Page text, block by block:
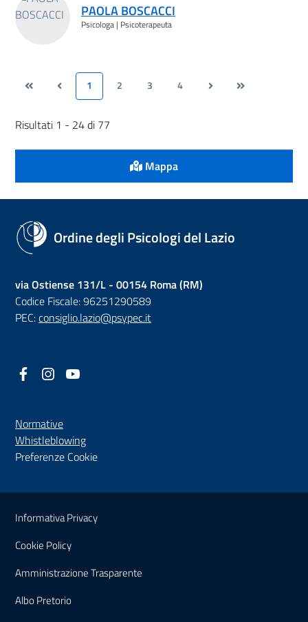
PAOLA BOSCACCI
Psicologa | Psicoterapeuta
1 2 3 4
Risultati 1 - 24 di 77
Mappa
Ordine degli Psicologi del Lazio
via Ostiense 131/L - 00154 Roma (RM)
Codice Fiscale: 96251290589
PEC:consiglio.lazio@psypec.it
Facebook
(nuova scheda - new tab)
Instagram
(nuova scheda - new tab)
Normative
Whistleblowing(nuova scheda - new tab)
Preferenze Cookie
Sezione Link Utili
Informativa Privacy
Cookie Policy
Amministrazione Trasparente
Albo Pretorio